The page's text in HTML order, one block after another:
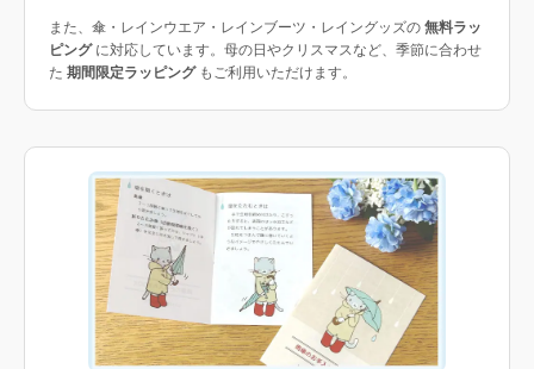
また、傘・レインウエア・レインブーツ・レイングッズの 無料ラッ
ピングに対応しています。母の日やクリスマスなど、季節に合わせ
た 期間限定ラッピングもご利用いただけます。